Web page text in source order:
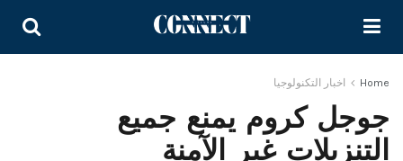
Home اخبار التكنولوجيا
جوجل كروم يمنع جميع
التنزيلات غير الآمنة